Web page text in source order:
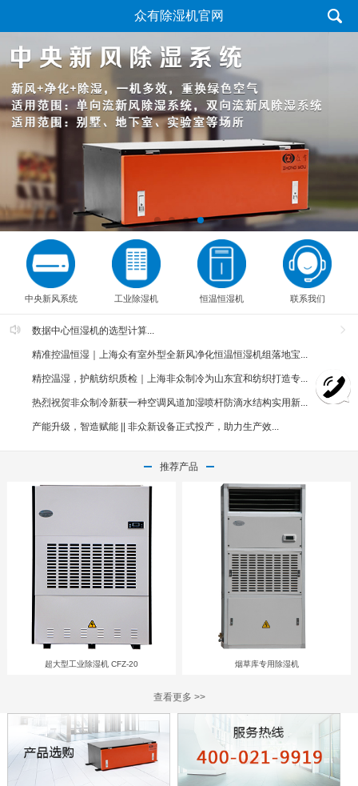
众有除湿机官网
中央新风系统 工业除湿机 恒温恒湿机 联系我们
数据中心恒湿机的选型计算...
精准控温恒湿｜上海众有室外型全新风净化恒温恒湿机组落地宝...
精控温湿，护航纺织质检｜上海非众制冷为山东宜和纺织打造专...
热烈祝贺非众制冷新获一种空调风道加湿喷杆防滴水结构实用新...
产能升级，智造赋能 || 非众新设备正式投产，助力生产效...
推荐产品
超大型工业除湿机 CFZ-20 烟草库专用除湿机
查看更多 >>